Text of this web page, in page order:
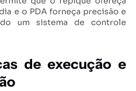
e o PDA forneça precisão e
um sistema de controle
de execução e